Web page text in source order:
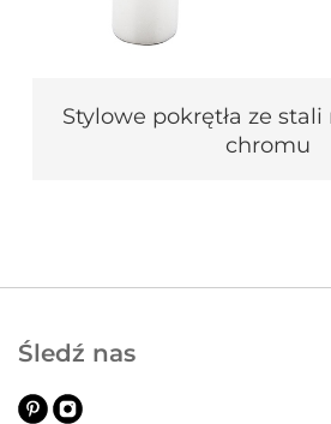
Stylowe pokrętła ze
chromu
Śledź nas